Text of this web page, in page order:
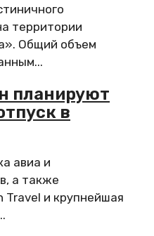
территории
Общий объем
планируют
в
авиа и
а также
Travel и крупнейшая